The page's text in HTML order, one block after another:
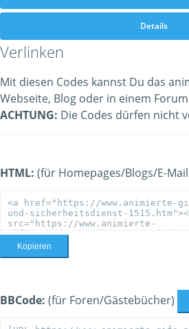
Details
Verlinken
Mit diesen Codes kannst Du das
Webseite, Blog oder in einem
ACHTUNG: Die Codes dürfen nicht
HTML: (für Homepages/Blogs/E-
Kopieren
BBCode: (für Foren/Gästebücher)